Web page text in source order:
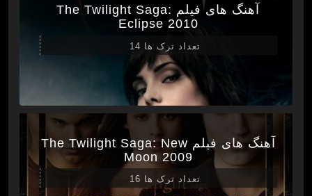
آهنگ های فیلم The Twilight Saga:
Eclipse 2010
تعداد ترک ها 14
آهنگ های فیلم The Twilight Saga: New
Moon 2009
تعداد ترک ها 16